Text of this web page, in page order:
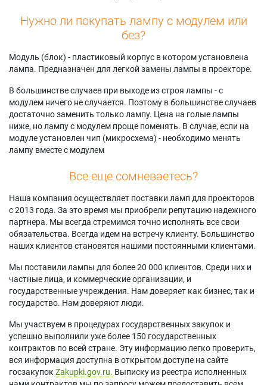
Нужно ли покупать лампу с модулем или
без?
Модуль (блок) - пластиковый корпус в котором установлена
лампа. Предназначен для легкой замены лампы в проекторе.
В большинстве случаев при выходе из строя лампы - с
модулем ничего не случается. Поэтому в большинстве случаев
достаточно заменить только лампу. Цена на голые лампы
ниже, но лампу с модулем проще поменять. В случае, если на
модуле установлен чип (микросхема) - необходимо менять
лампу вместе с модулем
Все еще сомневаетесь?
Наша компания осуществляет поставки ламп для проекторов
с 2013 года. За это время мы приобрели репутацию надежного
партнера. Мы всегда стремимся точно исполнять все свои
обязательства. Всегда идем на встречу клиенту. Большинство
наших клиентов становятся нашими постоянными клиентами.
Мы поставили лампы для более 20 000 клиентов. Среди них и
частные лица, и коммерческие организации, и
государственные учреждения. Нам доверяет как бизнес, так и
государство. Нам доверяют люди.
Мы участвуем в процедурах государственных закупок и
успешно выполнили уже более 150 государственных
контрактов по всей стране. Эту информацию легко проверить,
вся информация доступна в открытом доступе на сайте
госзакупок Zakupki.gov.ru. Выписку из реестра исполненных